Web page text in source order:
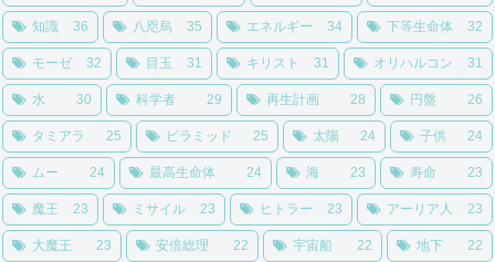
知識 36 八咫烏 35 エネルギー 34 下等生命体 32
モーゼ 32 目玉 31 キリスト 31 オリハルコン 31
水 30 科学者 29 再生計画 28 円盤 26
タミアラ 25 ピラミッド 25 太陽 24 子供 24
ムー 24 最高生命体 24 海 23 寿命 23
魔王 23 ミサイル 23 ヒトラー 23 アーリア人 23
大魔王 23 安倍総理 22 宇宙船 22 地下 22